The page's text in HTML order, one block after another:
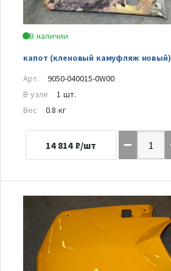
В наличии
капот (кленовый камуфляж новый)
Арт.
9050-040015-0W00
В узле
1 шт.
Вес
0.8 кг
14 814 ₽/шт